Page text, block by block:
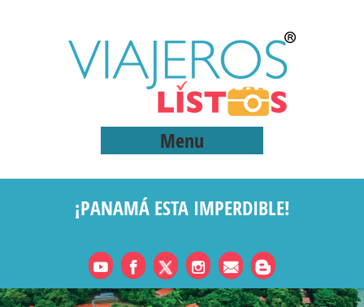
Menu
¡PANAMÁ ESTA IMPERDIBLE!